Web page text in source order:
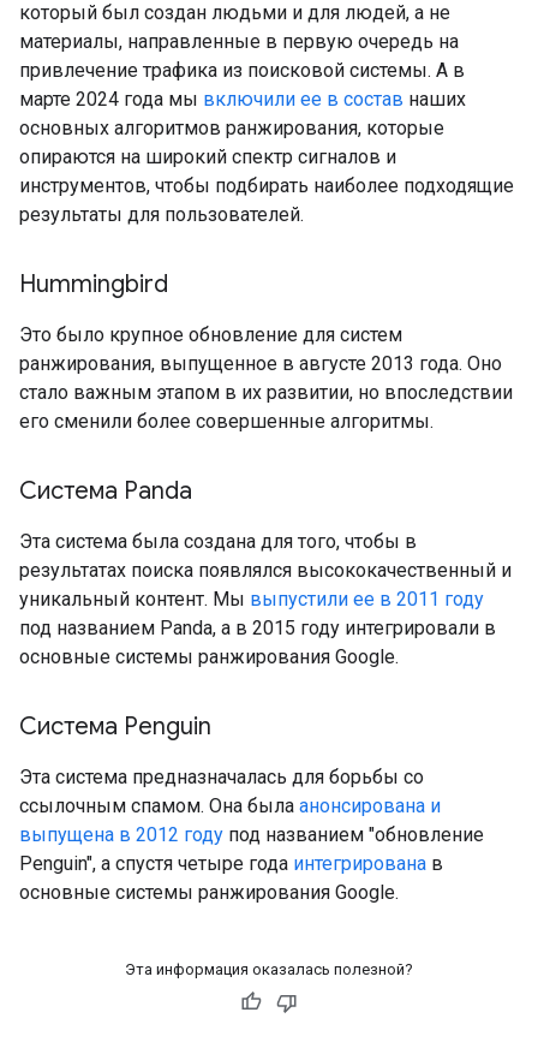
который был создан людьми и для людей, а не
материалы, направленные в первую очередь на
привлечение трафика из поисковой системы. А в
марте 2024 года мы включили ее в состав наших
основных алгоритмов ранжирования, которые
опираются на широкий спектр сигналов и
инструментов, чтобы подбирать наиболее подходящие
результаты для пользователей.
Hummingbird
Это было крупное обновление для систем
ранжирования, выпущенное в августе 2013 года. Оно
стало важным этапом в их развитии, но впоследствии
его сменили более совершенные алгоритмы.
Система Panda
Эта система была создана для того, чтобы в
результатах поиска появлялся высококачественный и
уникальный контент. Мы выпустили ее в 2011 году
под названием Panda, а в 2015 году интегрировали в
основные системы ранжирования Google.
Система Penguin
Эта система предназначалась для борьбы со
ссылочным спамом. Она была анонсирована и
выпущена в 2012 году под названием "обновление
Penguin", а спустя четыре года интегрирована в
основные системы ранжирования Google.
Эта информация оказалась полезной?